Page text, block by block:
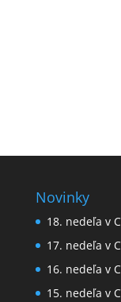
Novinky
18. nedeľa v
17. nedeľa v
16. nedeľa v
15. nedeľa v